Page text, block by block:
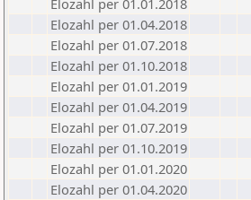
Elozahl per 01.01.2018
Elozahl per 01.04.2018
Elozahl per 01.07.2018
Elozahl per 01.10.2018
Elozahl per 01.01.2019
Elozahl per 01.04.2019
Elozahl per 01.07.2019
Elozahl per 01.10.2019
Elozahl per 01.01.2020
Elozahl per 01.04.2020